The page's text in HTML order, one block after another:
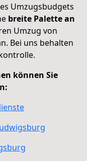
Umzugsbudgets
breite Palette an
Umzug von
Bei uns behalten
können Sie